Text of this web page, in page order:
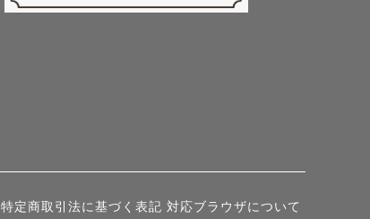
特定商取引法に基づく表記 対応ブラウザについて